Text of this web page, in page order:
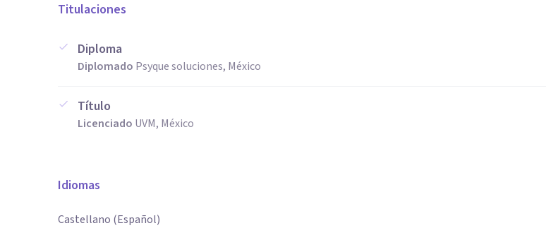
Titulaciones
Diploma
Diplomado Psyque soluciones, México
Título
Licenciado UVM, México
Idiomas
Castellano (Español)